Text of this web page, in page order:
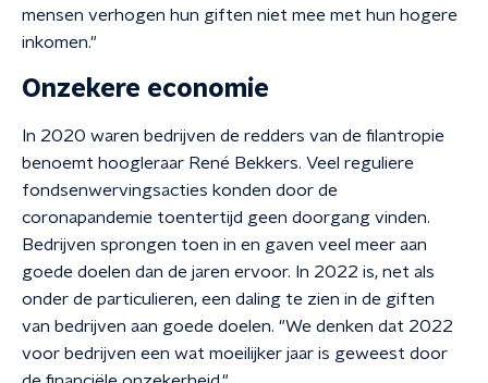
mensen verhogen hun giften niet mee met hun hogere
inkomen."
Onzekere economie
In 2020 waren bedrijven de redders van de filantropie
benoemt hoogleraar René Bekkers. Veel reguliere
fondsenwervingsacties konden door de
coronapandemie toentertijd geen doorgang vinden.
Bedrijven sprongen toen in en gaven veel meer aan
goede doelen dan de jaren ervoor. In 2022 is, net als
onder de particulieren, een daling te zien in de giften
van bedrijven aan goede doelen. "We denken dat 2022
voor bedrijven een wat moeilijker jaar is geweest door